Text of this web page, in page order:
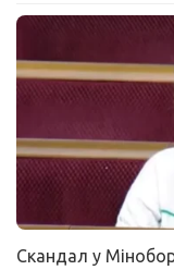
Скандал у